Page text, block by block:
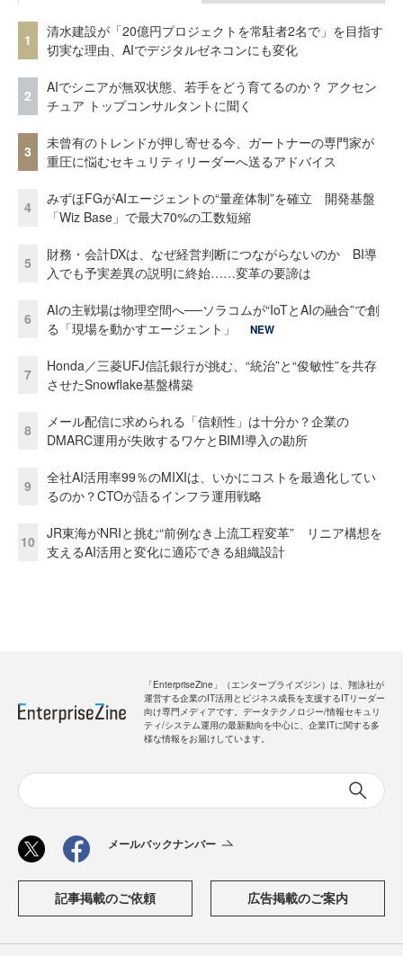
1
清水建設が「20億円プロジェクトを常駐者2名で」を目指す
切実な理由、AIでデジタルゼネコンにも変化
2
AIでシニアが無双状態、若手をどう育てるのか？ アクセン
チュア トップコンサルタントに聞く
3
未曾有のトレンドが押し寄せる今、ガートナーの専門家が
重圧に悩むセキュリティリーダーへ送るアドバイス
4
みずほFGがAIエージェントの“量産体制”を確立 開発基盤
「Wiz Base」で最大70%の工数短縮
5
財務・会計DXは、なぜ経営判断につながらないのか BI導
入でも予実差異の説明に終始……変革の要諦は
6
AIの主戦場は物理空間へ──ソラコムが“IoTとAIの融合”で創
る「現場を動かすエージェント」
NEW
7
Honda／三菱UFJ信託銀行が挑む、“統治”と“俊敏性”を共存
させたSnowflake基盤構築
8
メール配信に求められる「信頼性」は十分か？企業の
DMARC運用が失敗するワケとBIMI導入の勘所
9
全社AI活用率99％のMIXIは、いかにコストを最適化してい
るのか？CTOが語るインフラ運用戦略
10
JR東海がNRIと挑む“前例なき上流工程変革” リニア構想を
支えるAI活用と変化に適応できる組織設計
「EnterpriseZine」（エンタープライズジン）は、翔泳社が
運営する企業のIT活用とビジネス成長を支援するITリーダー
向け専門メディアです。データテクノロジー/情報セキュリ
ティ/システム運用の最新動向を中心に、企業ITに関する多
様な情報をお届けしています。
メールバックナンバー
記事掲載のご依頼 広告掲載のご案内